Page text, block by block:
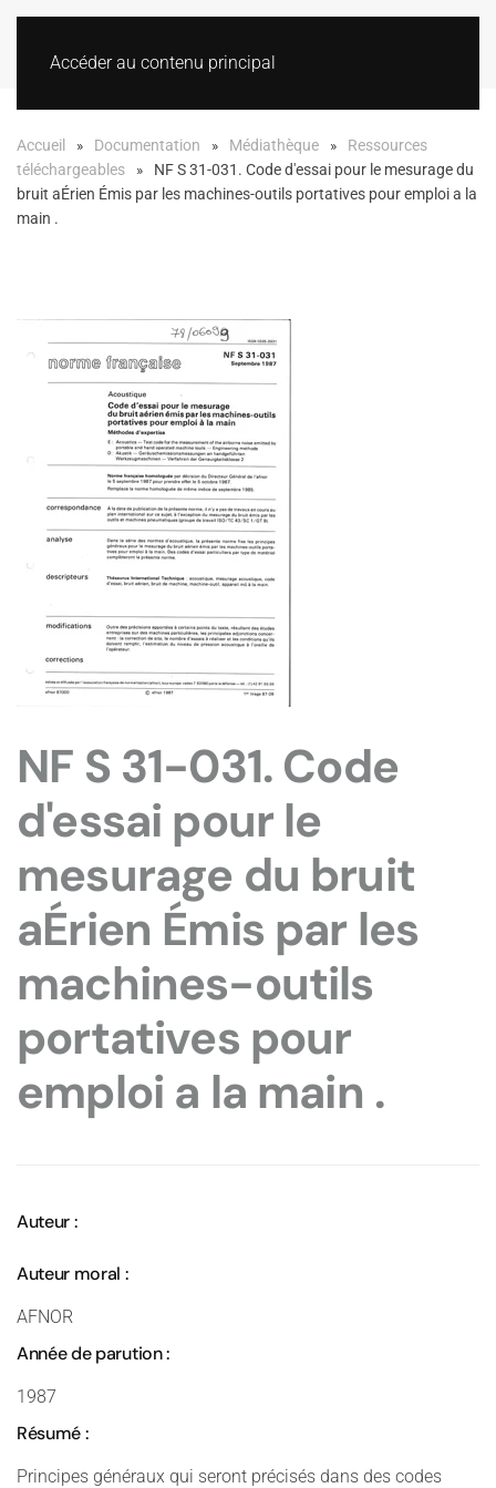
Accéder au contenu principal
Accueil Documentation Médiathèque
Ressources
téléchargeables
NF S 31-031. Code d'essai pour le mesurage du
bruit aÉrien Émis par les machines-outils portatives pour emploi a la
main .
NF S 31-031. Code
d'essai pour le
mesurage du bruit
aÉrien Émis par les
machines-outils
portatives pour
emploi a la main .
Auteur :
Auteur moral :
AFNOR
Année de parution :
1987
Résumé :
Principes généraux qui seront précisés dans des codes